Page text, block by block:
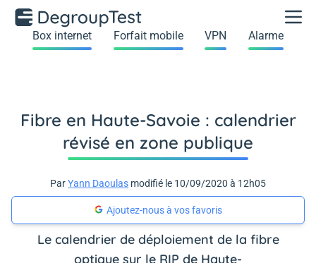
Box internet Forfait mobile VPN Alarme
Fibre en Haute-Savoie : calendrier
révisé en zone publique
ParYann Daoulas modifié le 10/09/2020 à 12h05
Ajoutez-nous à vos favoris
Le calendrier de déploiement de la fibre
optique sur le RIP de Haute-